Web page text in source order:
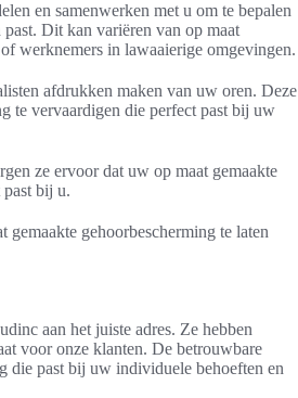
en samenwerken met u om te bepalen
Dit kan variëren van op maat
werknemers in lawaaierige omgevingen.
afdrukken maken van uw oren. Deze
te vervaardigen die perfect past bij uw
ze ervoor dat uw op maat gemaakte
bij u.
gehoorbescherming te laten
aan het juiste adres. Ze hebben
voor onze klanten. De betrouwbare
die past bij uw individuele behoeften en